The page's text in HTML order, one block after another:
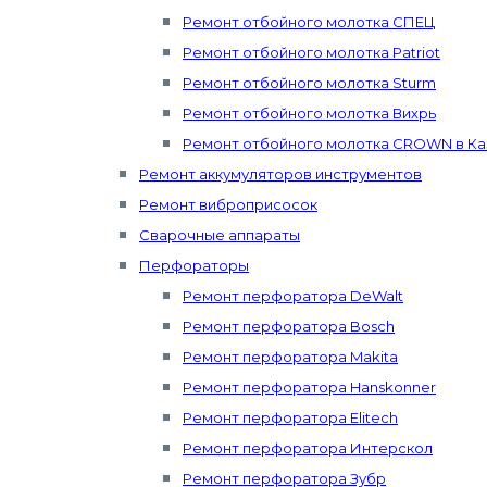
Ремонт отбойного молотка СПЕЦ
Ремонт отбойного молотка Patriot
Ремонт отбойного молотка Sturm
Ремонт отбойного молотка Вихрь
Ремонт отбойного молотка CROWN в
Ремонт аккумуляторов инструментов
Ремонт виброприсосок
Сварочные аппараты
Перфораторы
Ремонт перфоратора DeWalt
Ремонт перфоратора Bosch
Ремонт перфоратора Makita
Ремонт перфоратора Hanskonner
Ремонт перфоратора Elitech
Ремонт перфоратора Интерскол
Ремонт перфоратора Зубр